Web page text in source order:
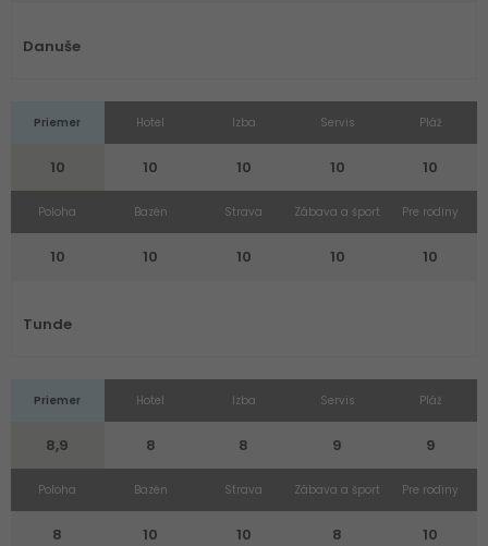
Danuše
Priemer
10
Hotel
10
Izba
10
Servis
10
Pláž
10
Poloha
10
Bazén
10
Strava
10
Zábava a šport
10
Pre rodiny
10
Tunde
Priemer
8,9
Hotel
8
Izba
8
Servis
9
Pláž
9
Poloha
8
Bazén
10
Strava
10
Zábava a šport
8
Pre rodiny
10